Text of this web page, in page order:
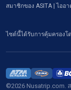
สมาชิกของ ASITA | ไออา
ไซต์นี้ได้รับการคุ้มครองโ
©2026 Nusatrip.com.